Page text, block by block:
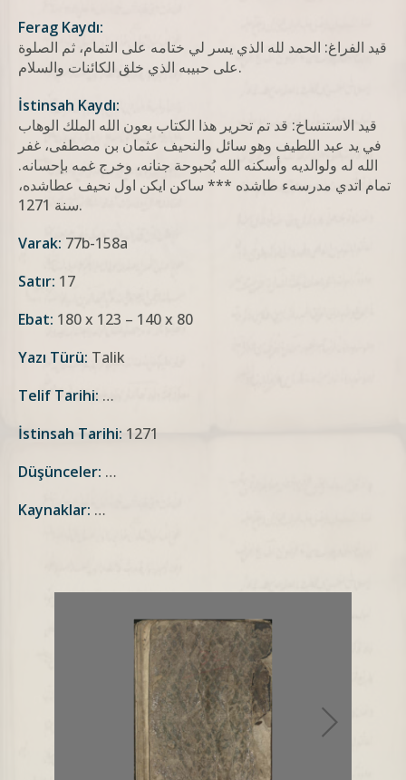
Ferag Kaydı:
قيد الفراغ: الحمد لله الذي يسر لي ختامه على التمام، ثم الصلوة
على حبيبه الذي خلق الكائنات والسلام.
İstinsah Kaydı:
قيد الاستنساخ: قد تم تحرير هذا الكتاب بعون الله الملك الوهاب
في يد عبد اللطيف وهو سائل والنحيف عثمان بن مصطفى، غفر
الله له ولوالديه وأسكنه الله بُحبوحة جنانه، وخرج غمه بإحسانه.
تمام اتدي مدرسهء طاشده *** ساكن ايكن اول نحيف عطاشده،
سنة 1271.
Varak: 77b-158a
Satır: 17
Ebat: 180 x 123 – 140 x 80
Yazı Türü: Talik
Telif Tarihi: …
İstinsah Tarihi: 1271
Düşünceler: …
Kaynaklar: …